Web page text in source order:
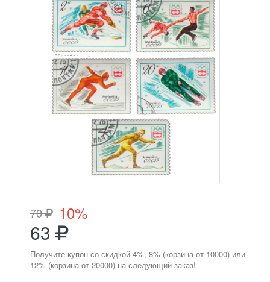
70 10%
63
Получите купон со скидкой 4%, 8% (корзина от 10000) или
12% (корзина от 20000) на следующий заказ!